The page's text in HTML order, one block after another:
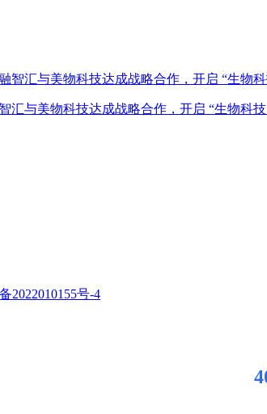
汇与美物科技达成战略合作，开启 “生物科
2022010155号-4